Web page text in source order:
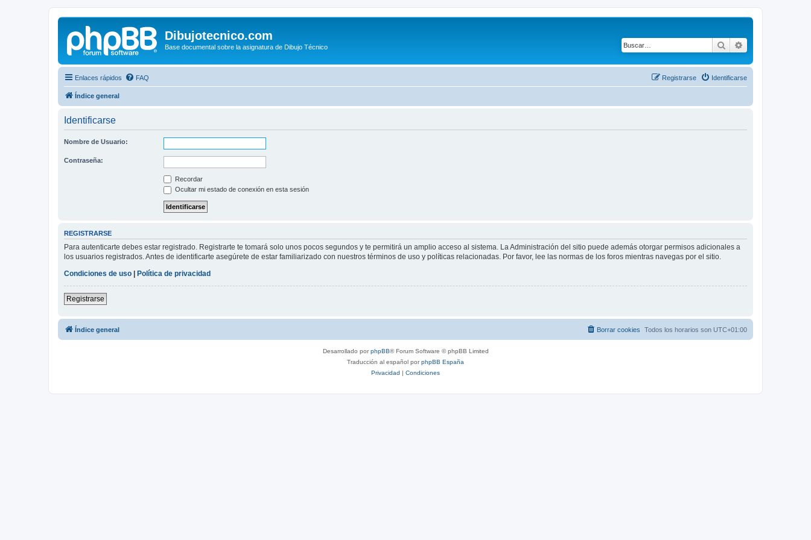
Dibujotecnico.com
Base documental sobre la asignatura de Dibujo Técnico Buscar
Enlaces rápidos FAQ Identificarse
Registrarse
Índice general
Identificarse
Nombre de Usuario:
Contraseña:
Recordar
Ocultar mi estado de conexión en esta sesión
REGISTRARSE
Para autenticarte debes estar registrado. Registrarte te tomará solo unos pocos segundos y te permitirá un amplio acceso al sistema. La Administración del sitio puede además otorgar permisos adicionales a
los usuarios registrados. Antes de identificarte asegúrete de estar familiarizado con nuestros términos de uso y políticas relacionadas. Por favor, lee las normas de los foros mientras navegas por el sitio.
Condiciones de uso
Política de privacidad
Registrarse
Índice general Todos los horarios son UTC+01:00
Borrar cookies
Desarrollado porphpBB® Forum Software © phpBB Limited
Traducción al español porphpBB España
Privacidad | Condiciones